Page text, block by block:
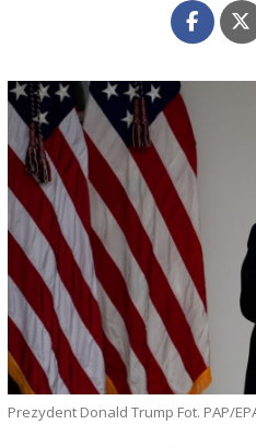
Prezydent Donald Trump Fot. PAP/